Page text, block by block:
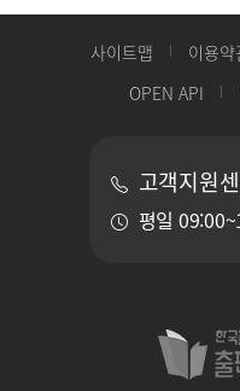
사이트맵 이용약
OPEN API
고객지원
평일